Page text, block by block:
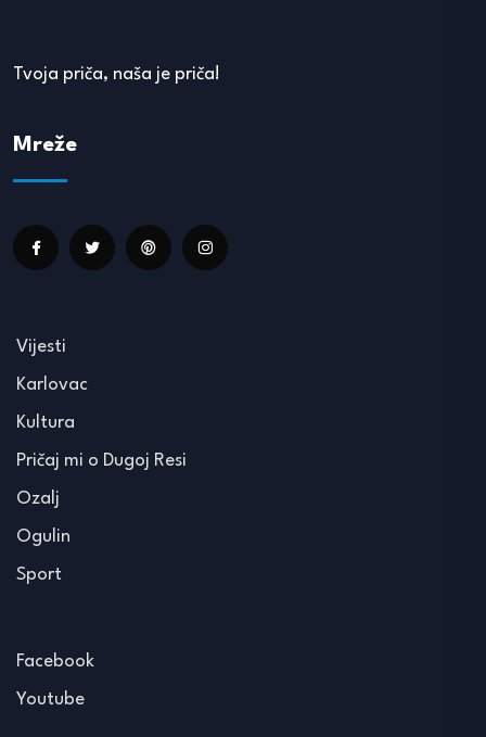
Tvoja priča, naša je priča!
Mreže
Vijesti
Karlovac
Kultura
Pričaj mi o Dugoj Resi
Ozalj
Ogulin
Sport
Facebook
Youtube